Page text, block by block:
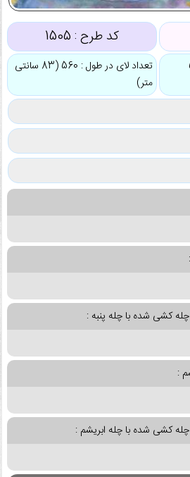
کد طرح : 1505
تعداد لای در طول : 560 (83 سانتی
متر)
کشی شده با چله پنبه :
:
کشی شده با چله ابریشم :